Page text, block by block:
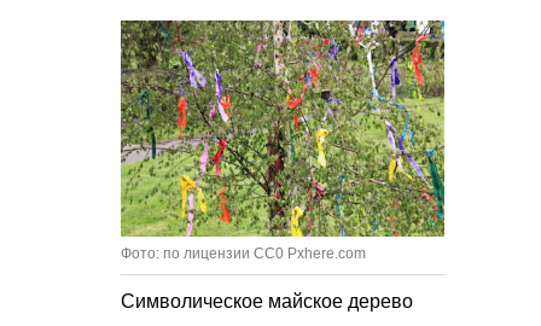
Фото: по лицензии CC0 Pxhere.com
Символическое майское дерево